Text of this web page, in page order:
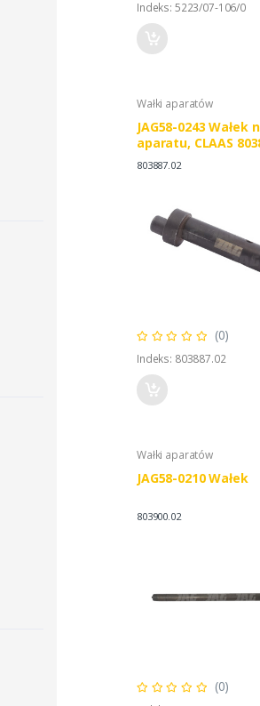
Indeks: 5223/07-106/0
Wałki aparatów
JAG58-0243 Wałek
aparatu, CLAAS
0008038870
803887.02
(0)
Indeks: 803887.02
Wałki aparatów
JAG58-0210 Wałek
803900.02
(0)